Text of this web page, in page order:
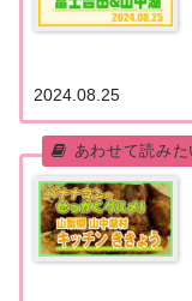
2024.08.25